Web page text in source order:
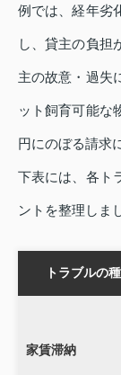
例では、経年劣
し、貸主の負担
主の故意・過失
ット飼育可能な
円にのぼる請求
下表には、各ト
ントを整理しま
トラブルの
家賃滞納